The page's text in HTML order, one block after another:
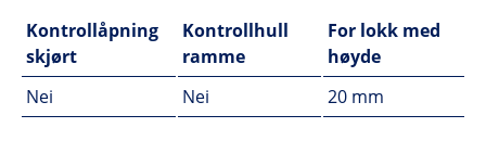
Kontrollåpning
skjørt
Kontrollhull
ramme
For lokk med
høyde
Nei
Nei 20 mm